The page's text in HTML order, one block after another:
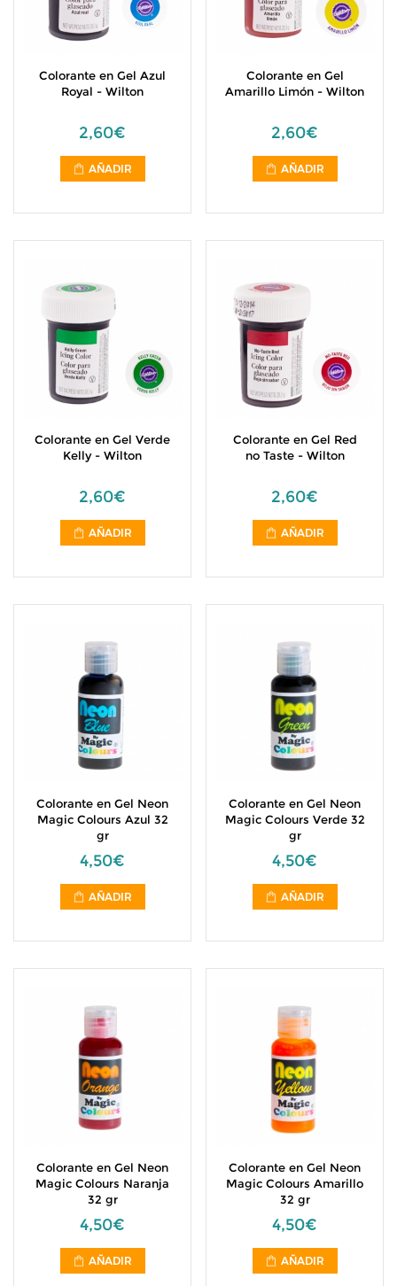
Colorante en Gel Azul
Royal - Wilton
2,60€
AÑADIR
Colorante en Gel
Amarillo Limón - Wilton
2,60€
AÑADIR
Colorante en Gel Verde
Kelly - Wilton
2,60€
AÑADIR
Colorante en Gel Red
no Taste - Wilton
2,60€
AÑADIR
Colorante en Gel Neon
Magic Colours Azul 32
gr
4,50€
AÑADIR
Colorante en Gel Neon
Magic Colours Verde 32
gr
4,50€
AÑADIR
Colorante en Gel Neon
Magic Colours Naranja
32 gr
4,50€
AÑADIR
Colorante en Gel Neon
Magic Colours Amarillo
32 gr
4,50€
AÑADIR